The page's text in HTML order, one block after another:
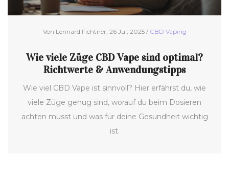
Von Lennard Fichtner, 26 Jul, 2025 / CBD Vaping
Wie viele Züge CBD Vape sind optimal?
Richtwerte & Anwendungstipps
Wie viel CBD Vape ist sinnvoll? Hier erfährst du, wie
viele Züge genug sind, worauf du beim Dosieren
achten musst und was für deine Gesundheit wichtig
ist.